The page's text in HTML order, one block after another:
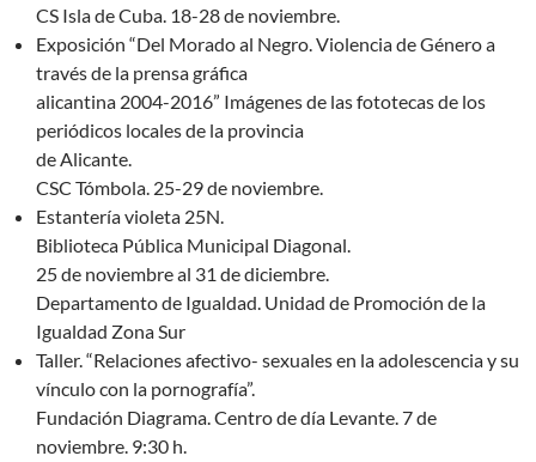
CS Isla de Cuba. 18-28 de noviembre.
Exposición “Del Morado al Negro. Violencia de Género a
través de la prensa gráfica
alicantina 2004-2016” Imágenes de las fototecas de los
periódicos locales de la provincia
de Alicante.
CSC Tómbola. 25-29 de noviembre.
Estantería violeta 25N.
Biblioteca Pública Municipal Diagonal.
25 de noviembre al 31 de diciembre.
Departamento de Igualdad. Unidad de Promoción de la
Igualdad Zona Sur
Taller. “Relaciones afectivo- sexuales en la adolescencia y su
vínculo con la pornografía”.
Fundación Diagrama. Centro de día Levante. 7 de
noviembre. 9:30 h.